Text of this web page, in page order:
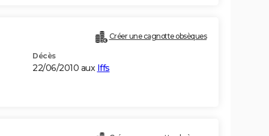
Créer une cagnotte obsèques
Décès
22/06/2010 aux Iffs